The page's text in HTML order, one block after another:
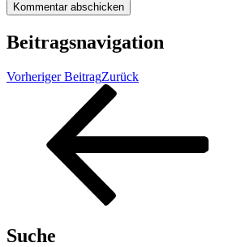
Beitragsnavigation
Vorheriger BeitragZurück
Suche